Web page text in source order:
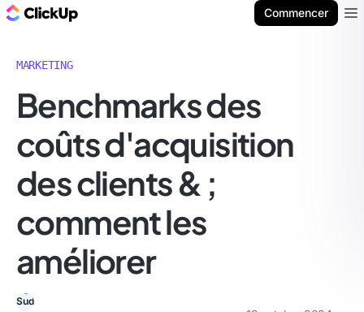
Commencer
MARKETING
Benchmarks des
coûts d'acquisition
des clients & ;
comment les
améliorer